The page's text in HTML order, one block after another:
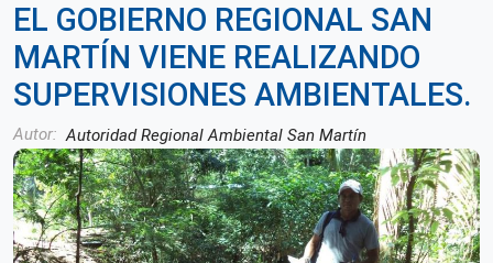
EL GOBIERNO REGIONAL SAN
MARTÍN VIENE REALIZANDO
SUPERVISIONES AMBIENTALES.
Autor Autoridad Regional Ambiental San Martín